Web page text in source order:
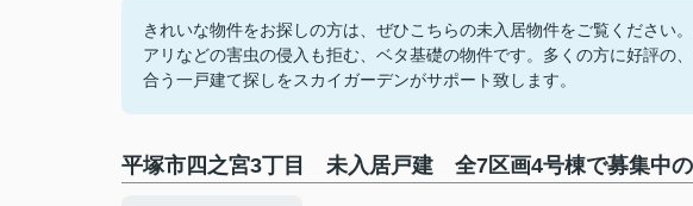
きれいな物件をお探しの方は、ぜひこちらの未入居物件をご覧ください
アリなどの害虫の侵入も拒む、ベタ基礎の物件です。多くの方に好評の
合う一戸建て探しをスカイガーデンがサポート致します。
平塚市四之宮3丁目 未入居戸建 全7区画4号棟で募集中